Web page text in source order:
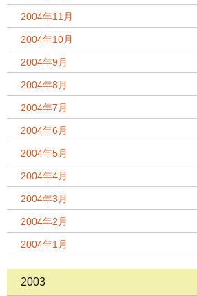
2004年11月
2004年10月
2004年9月
2004年8月
2004年7月
2004年6月
2004年5月
2004年4月
2004年3月
2004年2月
2004年1月
2003